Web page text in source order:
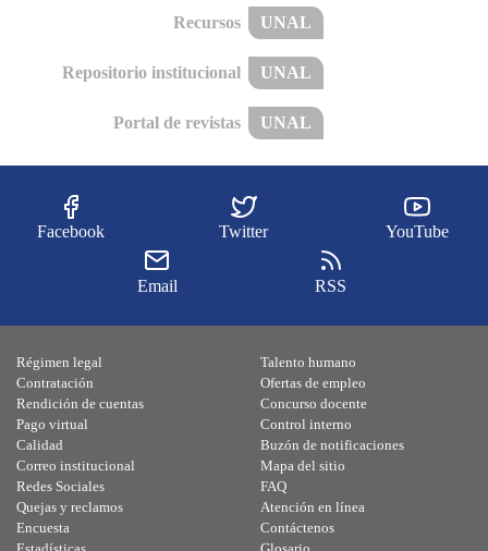
Recursos UNAL
Repositorio institucional UNAL
Portal de revistas UNAL
Facebook Twitter YouTube
Email RSS
Régimen legal
Contratación
Rendición de cuentas
Pago virtual
Calidad
Talento humano
Ofertas de empleo
Concurso docente
Control interno
Buzón de notificaciones
Correo institucional
Redes Sociales
Quejas y reclamos
Encuesta
Mapa del sitio
FAQ
Atención en línea
Contáctenos